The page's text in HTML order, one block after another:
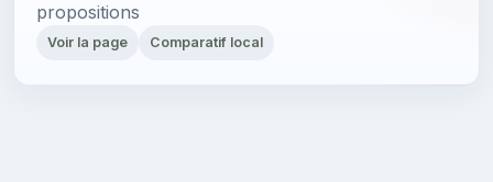
propositions
Voir la page Comparatif local